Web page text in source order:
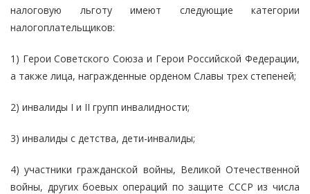
налоговую льготу имеют следующие категории
налогоплательщиков:
1) Герои Советского Союза и Герои Российской Федерации,
а также лица, награжденные орденом Славы трех степеней;
2) инвалиды I и II групп инвалидности;
3) инвалиды с детства, дети-инвалиды;
4) участники гражданской войны, Великой Отечественной
войны, других боевых операций по защите СССР из числа